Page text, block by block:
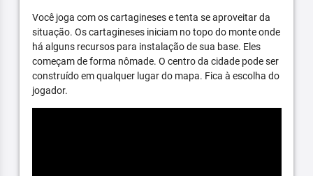
Você joga com os cartagineses e tenta se aproveitar da
situação. Os cartagineses iniciam no topo do monte onde
há alguns recursos para instalação de sua base. Eles
começam de forma nômade. O centro da cidade pode ser
construído em qualquer lugar do mapa. Fica à escolha do
jogador.